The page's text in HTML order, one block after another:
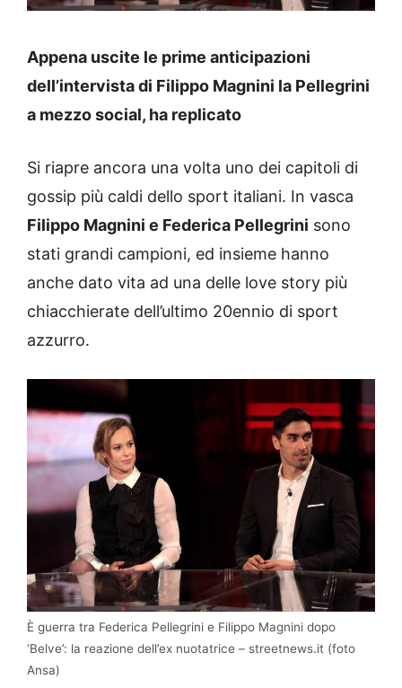
Appena uscite le prime anticipazioni
dell’intervista di Filippo Magnini la Pellegrini
a mezzo social, ha replicato
Si riapre ancora una volta uno dei capitoli di
gossip più caldi dello sport italiani. In vasca
Filippo Magnini e Federica Pellegrini sono
stati grandi campioni, ed insieme hanno
anche dato vita ad una delle love story più
chiacchierate dell’ultimo 20ennio di sport
azzurro.
È guerra tra Federica Pellegrini e Filippo Magnini dopo
‘Belve’: la reazione dell’ex nuotatrice – streetnews.it (foto
Ansa)